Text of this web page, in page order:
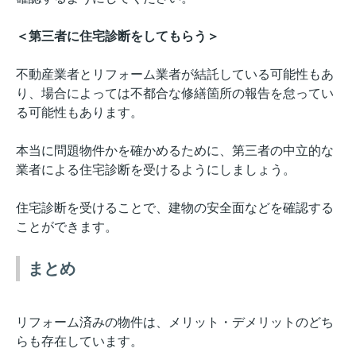
＜第三者に住宅診断をしてもらう＞
不動産業者とリフォーム業者が結託している可能性もあ
り、場合によっては不都合な修繕箇所の報告を怠ってい
る可能性もあります。
本当に問題物件かを確かめるために、第三者の中立的な
業者による住宅診断を受けるようにしましょう。
住宅診断を受けることで、建物の安全面などを確認する
ことができます。
まとめ
リフォーム済みの物件は、メリット・デメリットのどち
らも存在しています。